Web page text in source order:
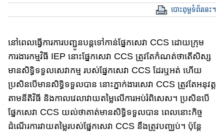
បោះពុម្ពទំព័រនេះ។
នៅពេលធ្វើការ​ការបញ្ជូនបន្ត​ទៅកាន់ផ្នែក​​សេវា​ CCS ដោយក្រុម
ការងារកម្មវិធី​ IEP នោះ​ផ្នែក​​សេវា​ CCS ត្រូវតែកំណត់ថាតើសិស្ស
មានសិទ្ធិទទួលសេវាកម្ម របស់​​ផ្នែក​សេវា​ CCS ដែរឬអត់​ ហើយ​
ប្រសិន​បើ​មាន​សិទ្ធិទទួល​បាន នោះ​ភ្នាក់​ងារ​សេវា CCS ត្រូវតែ​អនុវត្ត
តាមនីតិវិធី និង​កាល​​វេលាវា​យ​តម្លៃ​លើការ​​អប់រំ​ពិសេស​។ ប្រសិនបើ
ផ្នែក​​សេវា​ CCS យល់ថាគាត់មានសិទ្ធិទទួលបាន ពេលនោះ​កិច្ច​
ដំណើ​រ​​​​ការវាយតម្លៃរបស់​ផ្នែក​​សេវា​ CCS នឹងត្រូវបញ្ឈប់។ ប៉ុន្តែ